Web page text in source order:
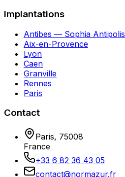
Implantations
Antibes — Sophia Antipolis
Aix-en-Provence
Lyon
Caen
Granville
Rennes
Paris
Contact
Paris, 75008
France
+33 6 82 36 43 05
contact@normazur.fr